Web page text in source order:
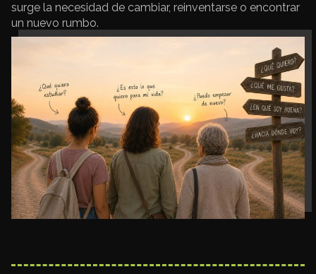
surge la necesidad de cambiar, reinventarse o encontrar
un nuevo rumbo.